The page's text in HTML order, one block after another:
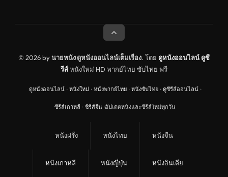
© 2026 byนายหนัง ดูหนังออนไลน์เต็มเรื่อง. โดย ดูหนังออนไลน์ ดูซี
รีส์หนังใหม่ HD พากย์ไทย ซับไทย ฟรี
ดูหนังออนไลน์ · หนังใหม่ · หนังพากย์ไทย · หนังซับไทย · ดูซีรีส์ออนไลน์ ·
ซีรีส์เกาหลี · ซีรีส์จีน ·อัปเดตหนังและซีรีส์ใหม่ทุกวัน
หนังฝรั่ง หนังไทย หนังจีน
หนังเกาหลี หนังญี่ปุ่น หนังอินเดีย